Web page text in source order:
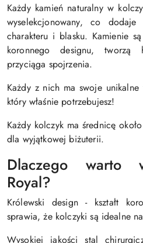
Każdy kamień naturalny w
wyselekcjonowany, co dodaje
charakteru i blasku. Kamienie są
koronnego designu, tworzą
przyciąga spojrzenia.
Każdy z nich ma swoje
który właśnie potrzebujesz!
Każdy kolczyk ma średnicę
dla wyjątkowej biżuterii.
Dlaczego warto
Royal?
Królewski design - kształt
sprawia, że kolczyki są idealne
Wysokiej jakości stal